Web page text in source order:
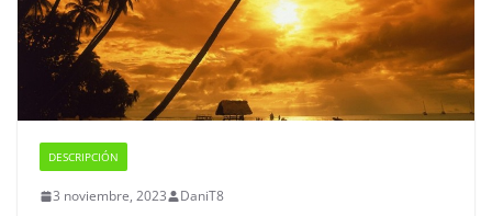
DESCRIPCIÓN
3 noviembre, 2023 DaniT8